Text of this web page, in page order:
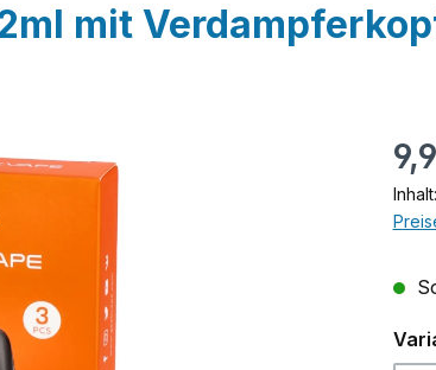
mit
Inhalt: